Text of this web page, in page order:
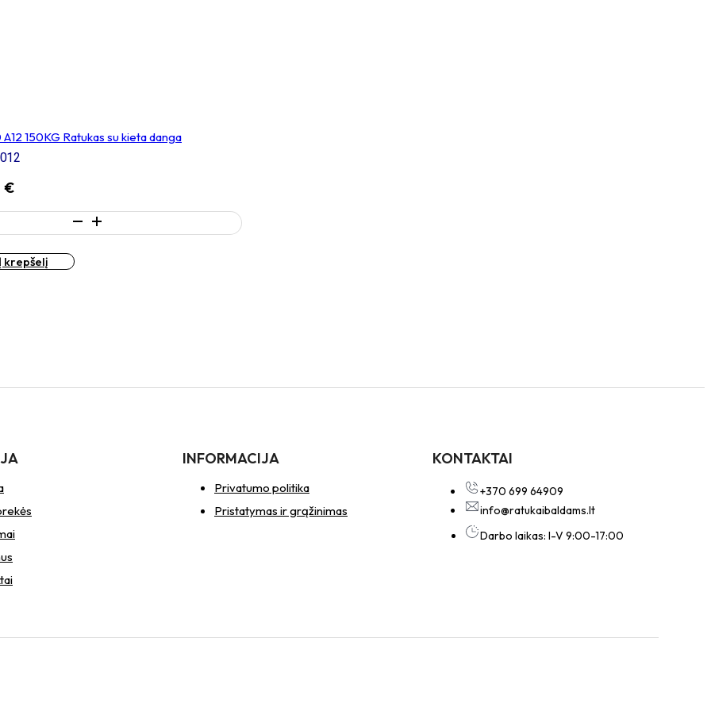
A12 150KG Ratukas su kieta danga
€
Į krepšelį
INFORMACIJA
Privatumo politika
Pristatymas ir grąžinimas
KONTAKTAI
+370 699 64909
info@ratukaibaldams.lt
Darbo laikas: I-V 9:00-17:00